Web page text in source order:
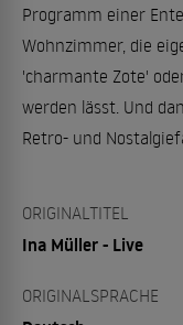
Programm einer
Wohnzimmer, die
'charmante Zote'
werden lässt. Und
Retro- und
ORIGINALTITEL
Ina Müller - Live
ORIGINALSPRACHE